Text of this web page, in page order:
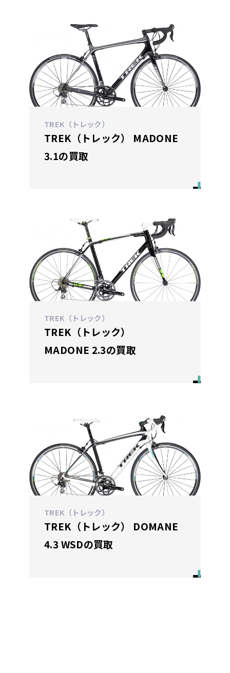
TREK（トレック）
TREK（トレック） MADONE
3.1の買取
TREK（トレック）
TREK（トレック）
MADONE 2.3の買取
TREK（トレック）
TREK（トレック） DOMANE
4.3 WSDの買取